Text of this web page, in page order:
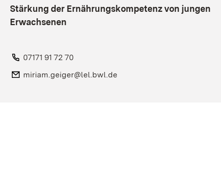
Stärkung der Ernährungskompetenz von jungen
Erwachsenen
Telefon:
07171 91 72 70
E-Mail:
miriam.geiger@lel.bwl.de